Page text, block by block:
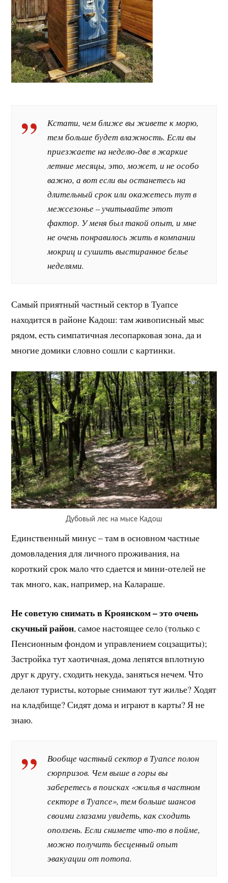
Кстати, чем ближе вы живете к морю,
тем больше будет влажность. Если вы
приезжаете на неделю-две в жаркие
летние месяцы, это, может, и не особо
важно, а вот если вы останетесь на
длительный срок или окажетесь тут в
межсезонье – учитывайте этот
фактор. У меня был такой опыт, и мне
не очень понравилось жить в компании
мокриц и сушить выстиранное белье
неделями.
Самый приятный частный сектор в Туапсе
находится в районе Кадош: там живописный мыс
рядом, есть симпатичная лесопарковая зона, да и
многие домики словно сошли с картинки.
Дубовый лес на мысе Кадош
Единственный минус – там в основном частные
домовладения для личного проживания, на
короткий срок мало что сдается и мини-отелей не
так много, как, например, на Калараше.
Не советую снимать в Кроянском – это очень
скучный район, самое настоящее село (только с
Пенсионным фондом и управлением соцзащиты);
Застройка тут хаотичная, дома лепятся вплотную
друг к другу, сходить некуда, заняться нечем. Что
делают туристы, которые снимают тут жилье? Ходят
на кладбище? Сидят дома и играют в карты? Я не
знаю.
Вообще частный сектор в Туапсе полон
сюрпризов. Чем выше в горы вы
заберетесь в поисках «жилья в частном
секторе в Туапсе», тем больше шансов
своими глазами увидеть, как сходить
оползень. Если снимете что-то в пойме,
можно получить бесценный опыт
эвакуации от потопа.